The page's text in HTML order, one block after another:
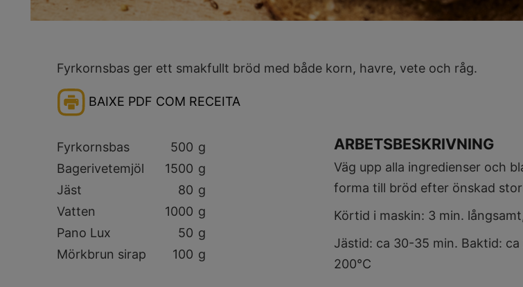
Fyrkornsbas ger ett smakfullt bröd med både korn, havre, vete och råg.
BAIXE PDF COM RECEITA
Fyrkornsbas 500 g
Bagerivetemjöl
1500 g
Jäst
80 g
Vatten
1000 g
Pano Lux
50 g
Mörkbrun sirap
100 g
ARBETSBESKRIVNING
Väg upp alla ingredienser och
forma till bröd efter önskad
Körtid i maskin: 3 min.
Jästid: ca 30-35 min. Baktid: ca
200°C